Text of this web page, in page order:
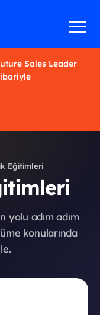
Sales Leader
Eğitimleri
adım adım
konularında